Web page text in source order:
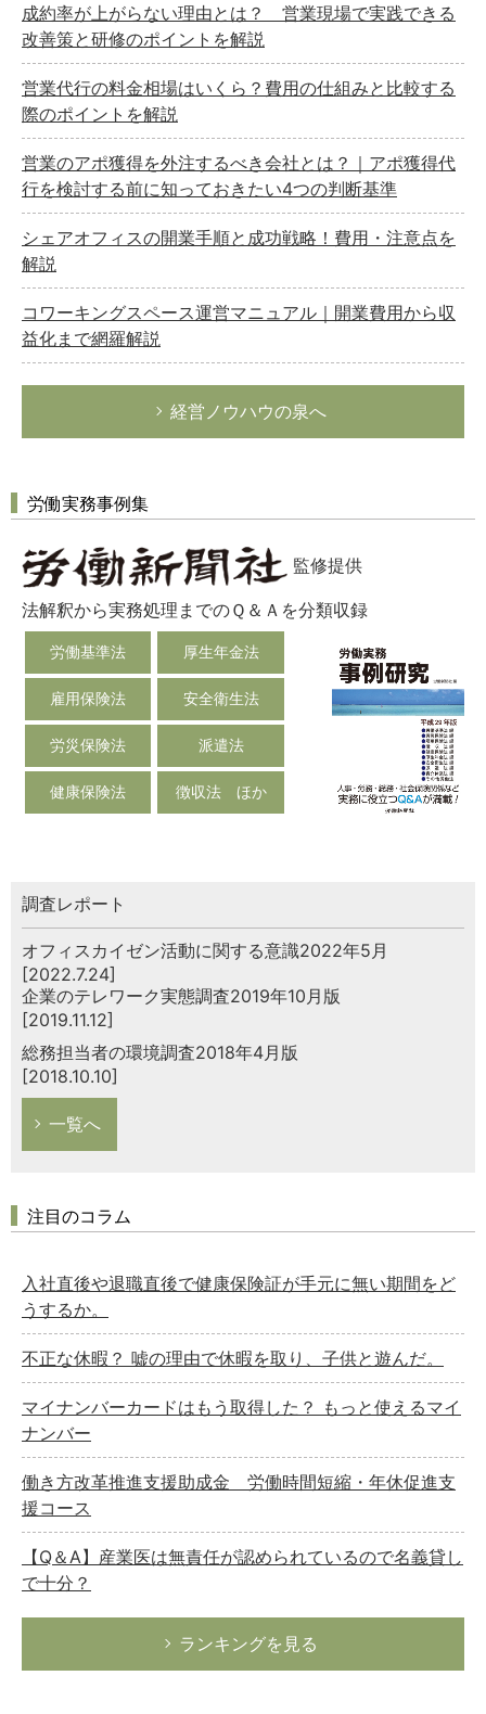
成約率が上がらない理由とは？ 営業現場で実践できる
改善策と研修のポイントを解説
営業代行の料金相場はいくら？費用の仕組みと比較する
際のポイントを解説
営業のアポ獲得を外注するべき会社とは？｜アポ獲得代
行を検討する前に知っておきたい4つの判断基準
シェアオフィスの開業手順と成功戦略！費用・注意点を
解説
コワーキングスペース運営マニュアル｜開業費用から収
益化まで網羅解説
経営ノウハウの泉へ
労働実務事例集
監修提供
法解釈から実務処理までのＱ＆Ａを分類収録
労働基準法 厚生年金法
雇用保険法 安全衛生法
労災保険法 派遣法
健康保険法 徴収法 ほか
調査レポート
オフィスカイゼン活動に関する意識2022年5月
[2022.7.24]
企業のテレワーク実態調査2019年10月版
[2019.11.12]
総務担当者の環境調査2018年4月版
[2018.10.10]
一覧へ
注目のコラム
入社直後や退職直後で健康保険証が手元に無い期間をど
うするか。
不正な休暇？ 嘘の理由で休暇を取り、子供と遊んだ。
マイナンバーカードはもう取得した？ もっと使えるマイ
ナンバー
働き方改革推進支援助成金 労働時間短縮・年休促進支
援コース
【Q＆A】産業医は無責任が認められているので名義貸し
で十分？
ランキングを見る